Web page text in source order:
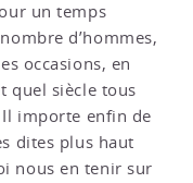
un temps
d’hommes,
occasions, en
quel siècle tous
importe enfin de
dites plus haut
nous en tenir sur